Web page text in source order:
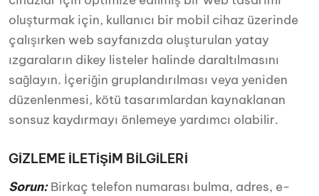
oluşturmak için, kullanıcı bir mobil cihaz üzerinde
çalışırken web sayfanızda oluşturulan yatay
ızgaraların dikey listeler halinde daraltılmasını
sağlayın. İçeriğin gruplandırılması veya yeniden
düzenlenmesi, kötü tasarımlardan kaynaklanan
sonsuz kaydırmayı önlemeye yardımcı olabilir.
GİZLEME İLETİŞİM BİLGİLERİ
Sorun: Birkaç telefon numarası bulma, adres, e-